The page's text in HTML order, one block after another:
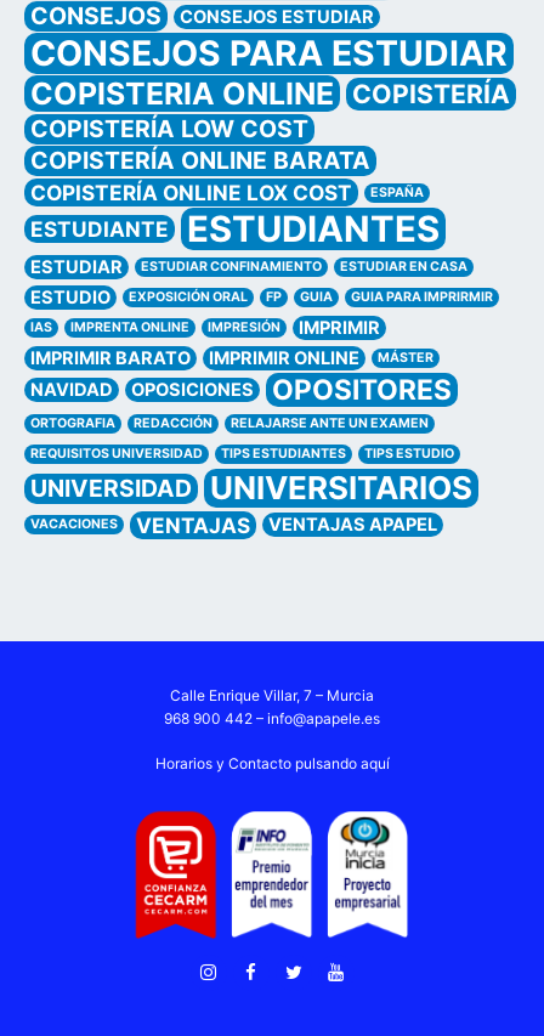
CONSEJOS
CONSEJOS ESTUDIAR
CONSEJOS PARA ESTUDIAR
COPISTERIA ONLINE COPISTERÍA
COPISTERÍA LOW COST
COPISTERÍA ONLINE BARATA
COPISTERÍA ONLINE LOX COST ESPAÑA
ESTUDIANTE ESTUDIANTES
ESTUDIAR ESTUDIAR CONFINAMIENTO ESTUDIAR EN CASA
ESTUDIO EXPOSICIÓN ORAL FP GUIA
GUIA PARA IMPRIRMIR
IAS
IMPRENTA ONLINE IMPRESIÓN
IMPRIMIR
IMPRIMIR BARATO
IMPRIMIR ONLINE MÁSTER
NAVIDAD OPOSICIONES OPOSITORES
ORTOGRAFIA REDACCIÓN
RELAJARSE ANTE UN EXAMEN
REQUISITOS UNIVERSIDAD
TIPS ESTUDIANTES TIPS ESTUDIO
UNIVERSIDAD UNIVERSITARIOS
VACACIONES VENTAJAS VENTAJAS APAPEL
Calle Enrique Villar, 7 – Murcia
968 900 442 – info@apapele.es
Horarios y Contacto pulsando aquí